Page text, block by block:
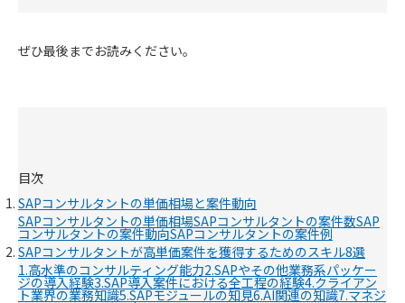
ぜひ最後までお読みください。
目次
SAPコンサルタントの単価相場と案件動向
SAPコンサルタントの単価相場SAPコンサルタントの案件数SAP
コンサルタントの案件動向SAPコンサルタントの案件例
SAPコンサルタントが高単価案件を獲得するためのスキル8選
1.高水準のコンサルティング能力2.SAPやその他業務系パッケー
ジの導入経験3.SAP導入案件における全工程の経験4.クライアン
ト業界の業務知識5.SAPモジュールの知見6.AI関連の知識7.マネジ